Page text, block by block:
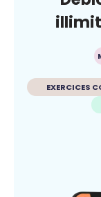
EXERCICES